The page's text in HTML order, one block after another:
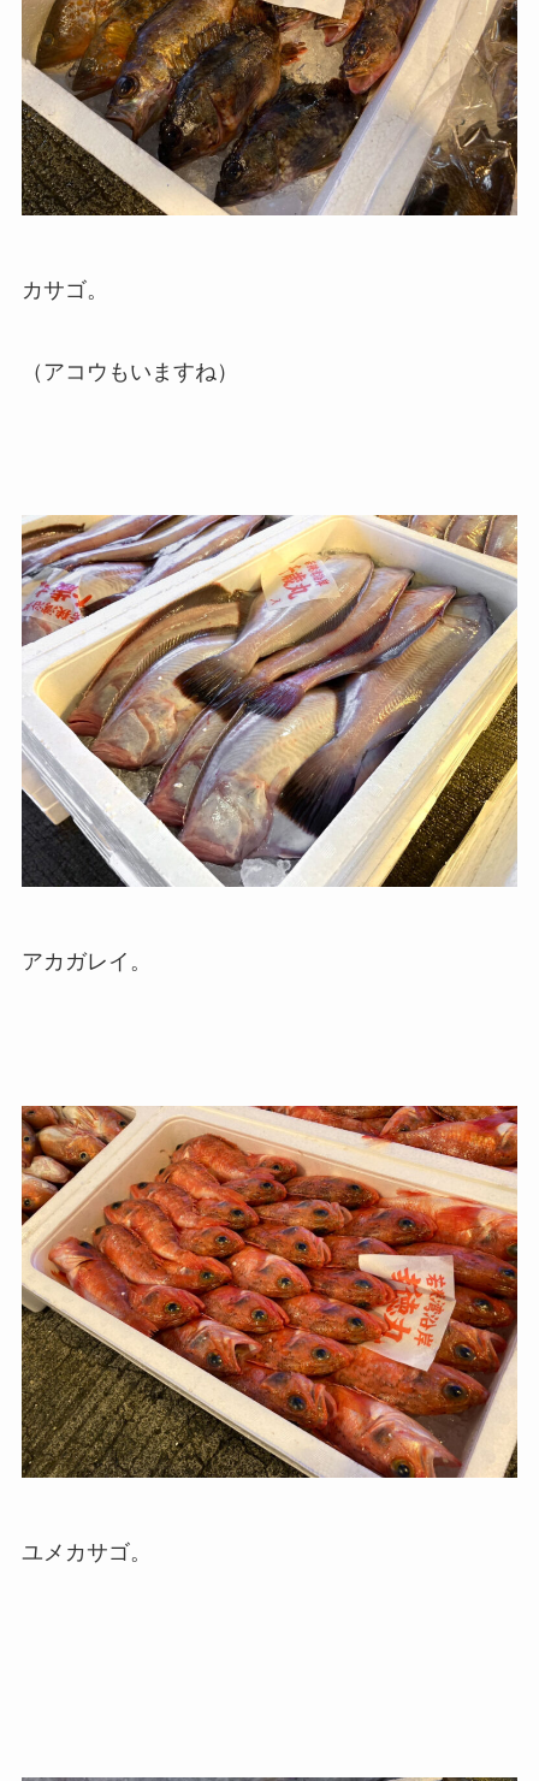
カサゴ。
（アコウもいますね）
アカガレイ。
ユメカサゴ。